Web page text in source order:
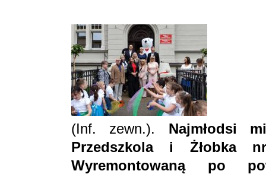
(Inf. zewn.). Najmłodsi
Przedszkola i Żłobka
Wyremontowaną po